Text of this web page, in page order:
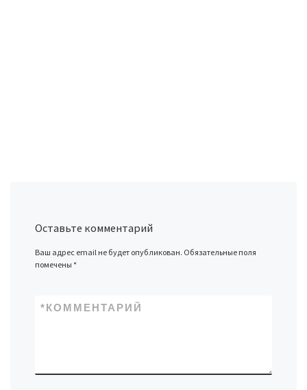
Оставьте комментарий
Ваш адрес email не будет опубликован. Обязательные поля
помечены*
КОММЕНТАРИЙ
*